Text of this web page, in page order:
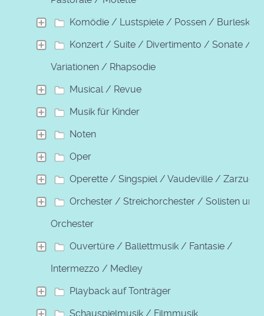
Komödie / Lustspiele / Possen / Burleske
Konzert / Suite / Divertimento / Sonate /
Variationen / Rhapsodie
Musical / Revue
Musik für Kinder
Noten
Oper
Operette / Singspiel / Vaudeville / Zarzuela
Orchester / Streichorchester / Solisten und
Orchester
Ouvertüre / Ballettmusik / Fantasie /
Intermezzo / Medley
Playback auf Tonträger
Schauspielmusik / Filmmusik